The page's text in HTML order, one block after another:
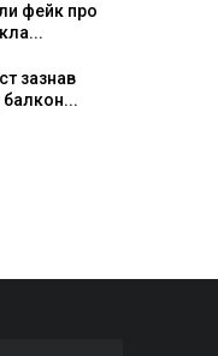
фейк про
зазнав
балкон...